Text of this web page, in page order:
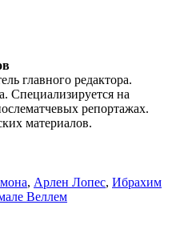
главного редактора.
Специализируется на
репортажах.
материалов.
, Арлен Лопес, Ибрахим
Веллем